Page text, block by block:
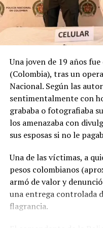
Una joven de 19 años
(Colombia), tras un
Nacional. Según las
sentimentalmente con
grababa o fotografiaba
los amenazaba con
sus esposas si no le
Una de las víctimas, a
pesos colombianos
armó de valor y
una entrega controlada
flagrancia.